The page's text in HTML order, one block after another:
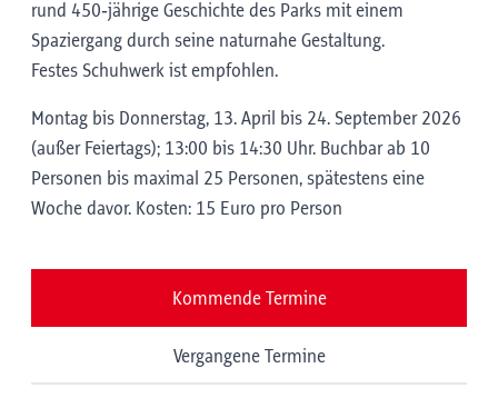
rund 450‑jährige Geschichte des Parks mit einem
Spaziergang durch seine naturnahe Gestaltung.
Festes Schuhwerk ist empfohlen.
Montag bis Donnerstag, 13. April bis 24. September 2026
(außer Feiertags); 13:00 bis 14:30 Uhr. Buchbar ab 10
Personen bis maximal 25 Personen, spätestens eine
Woche davor. Kosten: 15 Euro pro Person
Kommende Termine
Vergangene Termine